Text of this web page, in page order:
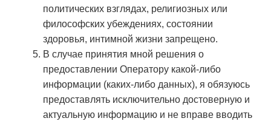
политических взглядах, религиозных или
философских убеждениях, состоянии
здоровья, интимной жизни запрещено.
В случае принятия мной решения о
предоставлении Оператору какой-либо
информации (каких-либо данных), я обязуюсь
предоставлять исключительно достоверную и
актуальную информацию и не вправе вводить